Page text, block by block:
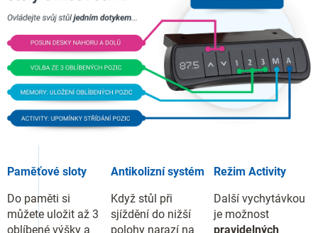
Paměťové sloty
Do paměti si
můžete uložit až 3
oblíbené výšky a
Antikolizní systém
Když stůl při
sjíždění do nižší
polohy narazí na
Režim Activity
Další vychytávkou
je možnost
pravidelných